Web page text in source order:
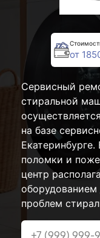
от
Сервисный
стиральной
на базе
поломки и
центр
оборудованием
проблем